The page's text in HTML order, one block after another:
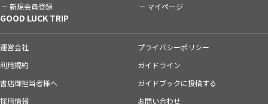
新規会員登録 マイページ
GOOD LUCK TRIP
運営会社
プライバシーポリシー
利用規約
ガイドライン
書店御担当者様へ
ガイドブックに投稿する
採用情報
お問い合わせ